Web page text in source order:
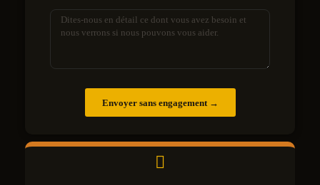
Envoyer sans engagement →